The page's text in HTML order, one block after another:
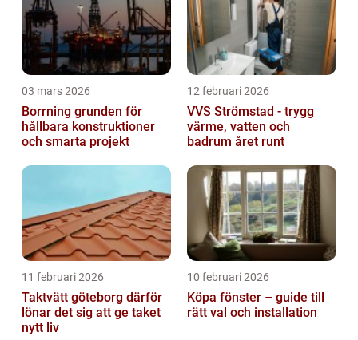
03 mars 2026
Borrning grunden för
hållbara konstruktioner
och smarta projekt
12 februari 2026
VVS Strömstad - trygg
värme, vatten och
badrum året runt
11 februari 2026
Taktvätt göteborg därför
lönar det sig att ge taket
nytt liv
10 februari 2026
Köpa fönster – guide till
rätt val och installation